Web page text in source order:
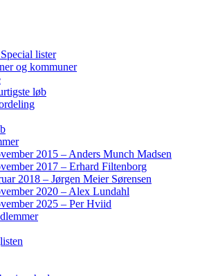
lister
og kommuner
løb
2015 – Anders Munch Madsen
2017 – Erhard Filtenborg
2018 – Jørgen Meier Sørensen
2020 – Alex Lundahl
2025 – Per Hviid